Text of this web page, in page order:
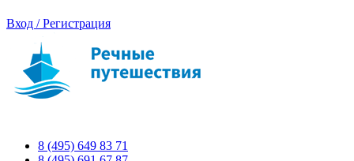
Вход / Регистрация
8 (495) 649 83 71